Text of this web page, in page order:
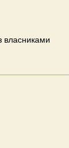
власниками